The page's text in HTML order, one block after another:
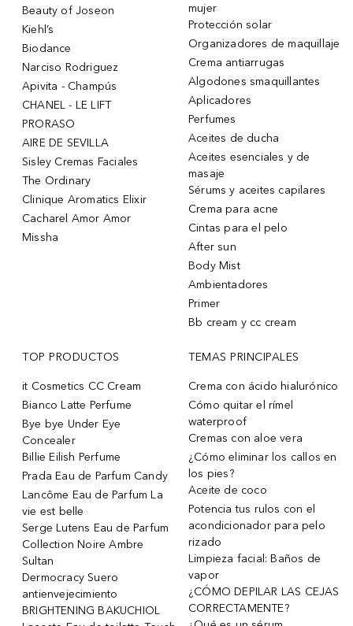
Beauty of Joseon
Kiehl’s
Biodance
Narciso Rodriguez
Apivita - Champús
CHANEL - LE LIFT
PRORASO
AIRE DE SEVILLA
Sisley Cremas Faciales
The Ordinary
Clinique Aromatics Elixir
Cacharel Amor Amor
Missha
mujer
Protección solar
Organizadores de maquillaje
Crema antiarrugas
Algodones smaquillantes
Aplicadores
Perfumes
Aceites de ducha
Aceites esenciales y de
masaje
Sérums y aceites capilares
Crema para acne
Cintas para el pelo
After sun
Body Mist
Ambientadores
Primer
Bb cream y cc cream
TOP PRODUCTOS
it Cosmetics CC Cream
Bianco Latte Perfume
Bye bye Under Eye
Concealer
Billie Eilish Perfume
Prada Eau de Parfum Candy
Lancôme Eau de Parfum La
vie est belle
Serge Lutens Eau de Parfum
Collection Noire Ambre
Sultan
Dermocracy Suero
antienvejecimiento
BRIGHTENING BAKUCHIOL
TEMAS PRINCIPALES
Crema con ácido hialurónico
Cómo quitar el rímel
waterproof
Cremas con aloe vera
¿Cómo eliminar los callos en
los pies?
Aceite de coco
Potencia tus rulos con el
acondicionador para pelo
rizado
Limpieza facial: Baños de
vapor
¿CÓMO DEPILAR LAS CEJAS
CORRECTAMENTE?